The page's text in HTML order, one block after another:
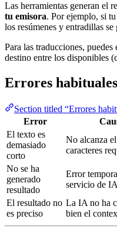
Las herramientas generan el
tu emisora. Por ejemplo, si
los resúmenes y entradillas se
Para las traducciones,
destino entre los disponibles
Errores habituales
Section titled “Errores
Error
El texto es
demasiado
corto
No alcanza
caracteres
No se ha
generado
resultado
Error
servicio de IA
El resultado no
es preciso
La IA no ha
bien el